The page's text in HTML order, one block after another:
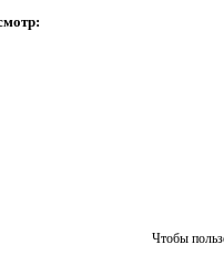
Чтобы